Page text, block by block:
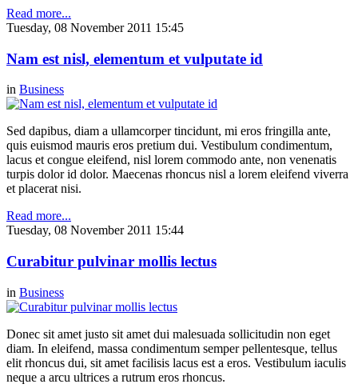
Read more...
Tuesday, 08 November 2011 15:45
Nam est nisl, elementum et vulputate id
in Business
Sed dapibus, diam a ullamcorper tincidunt, mi eros fringilla ante,
quis euismod mauris eros pretium dui. Vestibulum condimentum,
lacus et congue eleifend, nisl lorem commodo ante, non venenatis
turpis dolor id dolor. Maecenas rhoncus nisl a lorem eleifend viverra
et placerat nisi.
Read more...
Tuesday, 08 November 2011 15:44
Curabitur pulvinar mollis lectus
in Business
Donec sit amet justo sit amet dui malesuada sollicitudin non eget
diam. In eleifend, massa condimentum semper pellentesque, tellus
elit rhoncus dui, sit amet facilisis lacus est a eros. Vestibulum iaculis
neque a arcu ultrices a rutrum eros rhoncus.